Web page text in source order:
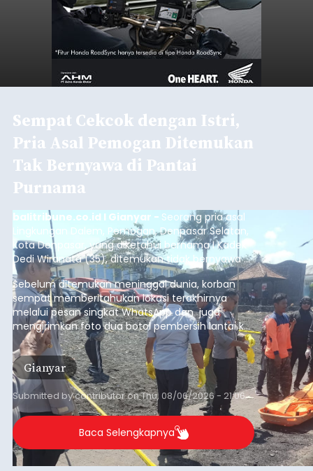
Sempat Cekcok dengan Istri,
Pria Asal Pemogan Ditemukan
Tak Bernyawa di Pantai
Purnama
balitribune.co.id I Gianyar - Seorang pria asal
Lingkungan Dalem, Pemogan, Denpasar Selatan,
Kota Denpasar, yang diketahui bernama I Kadek
Dedi Wiranata (35), ditemukan tidak bernyawa di
pesisir Pantai Purnama, Sukawati.
Sebelum ditemukan meninggal dunia, korban
sempat memberitahukan lokasi terakhirnya
melalui pesan singkat WhatsApp dan juga
mengirimkan foto dua botol pembersih lantai ke
istrinya.
Gianyar
Submitted bycontributoronThu, 08/06/2026 - 21:06
Baca Selengkapnya